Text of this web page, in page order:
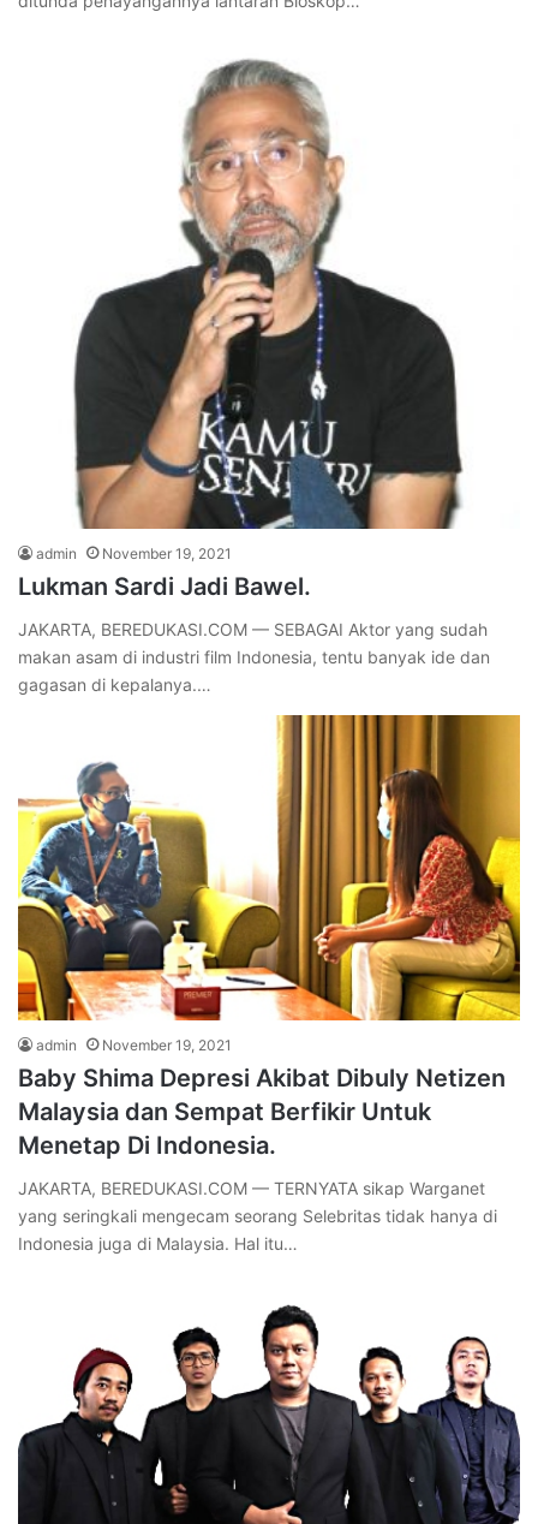
admin November 19, 2021
Lukman Sardi Jadi Bawel.
JAKARTA, BEREDUKASI.COM — SEBAGAI Aktor yang sudah
makan asam di industri film Indonesia, tentu banyak ide dan
gagasan di kepalanya.…
admin November 19, 2021
Baby Shima Depresi Akibat Dibuly Netizen
Malaysia dan Sempat Berfikir Untuk
Menetap Di Indonesia.
JAKARTA, BEREDUKASI.COM — TERNYATA sikap Warganet
yang seringkali mengecam seorang Selebritas tidak hanya di
Indonesia juga di Malaysia. Hal itu…